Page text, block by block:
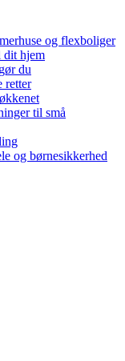
og flexboliger
dit hjem
du
retter
til små
og børnesikkerhed